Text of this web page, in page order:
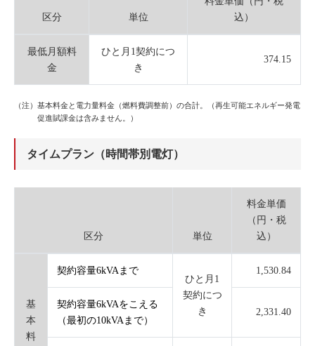
区分 単位
込）
最低月額料
金
ひと月1契約につ
き
374.15
（注）基本料金と電力量料金（燃料費調整前）の合計。（再生可能エネルギー発電
促進賦課金は含みません。）
タイムプラン（時間帯別電灯）
区分 単位
料金単価
（円・税
込）
基
本
料
契約容量6kVAまで
ひと月1
契約につ
き
1,530.84
契約容量6kVAをこえる
（最初の10kVAまで）
2,331.40